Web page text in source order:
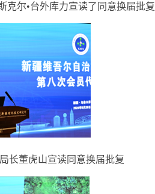
克尔•台外库力宣读了同意换届批复
长董虎山宣读同意换届批复